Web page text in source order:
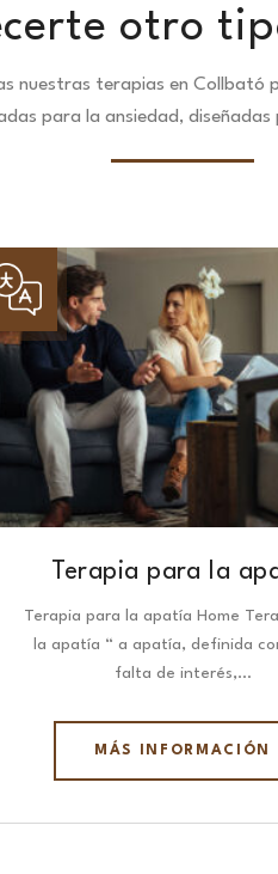
otro
nuestras terapias en
para la ansiedad,
Terapia para la
Terapia para la apatía Home
la apatía “ a apatía, definida
falta de interés,…
MÁS INFORMACIÓN